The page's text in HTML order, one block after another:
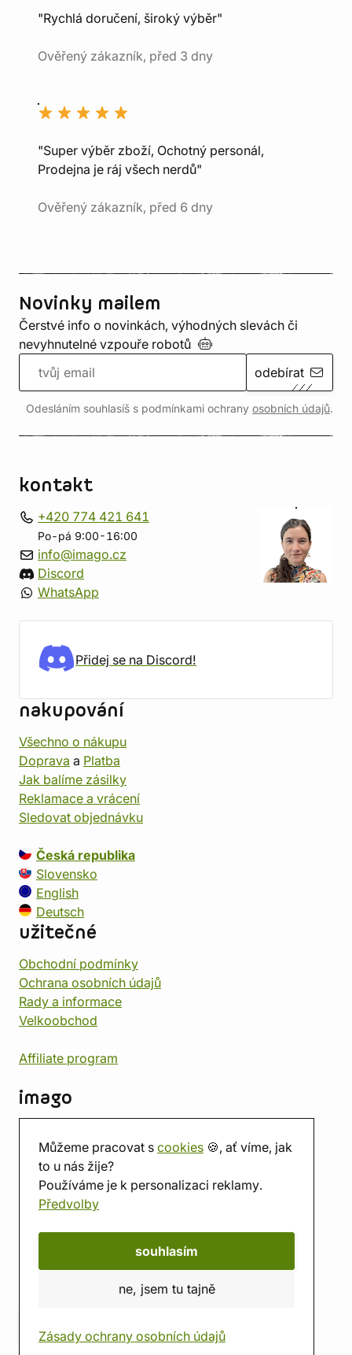
Můžeme pracovat s cookies 🍪, ať víme, jak
to u nás žije?
Používáme je k personalizaci reklamy.
Předvolby
souhlasím
ne, jsem tu tajně
Zásady ochrany osobních údajů
"Rychlá doručení, široký výběr"
Ověřený zákazník, před 3 dny
"Super výběr zboží, Ochotný personál,
Prodejna je ráj všech nerdů"
Ověřený zákazník, před 6 dny
Novinky mailem
Čerstvé info o novinkách, výhodných slevách či
nevyhnutelné vzpouře robotů
odebírat
Odesláním souhlasíš s podmínkami ochrany osobních údajů.
kontakt
+420 774 421 641
Po-pá 9:00-16:00
info@imago.cz
Discord
WhatsApp
Přidej se na Discord!
nakupování
Všechno o nákupu
Doprava a Platba
Jak balíme zásilky
Reklamace a vrácení
Sledovat objednávku
Česká republika
Slovensko
English
Deutsch
užitečné
Obchodní podmínky
Ochrana osobních údajů
Rady a informace
Velkoobchod
Affiliate program
imago
Prodejna
Herna
O nás
Hodnocení obchodu